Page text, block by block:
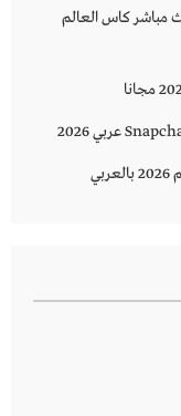
مباشر كاس العالم